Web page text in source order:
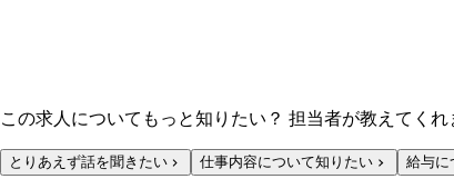
この求人についてもっと知りたい？ 担当者が教えてくれ
とりあえず話を聞きたい 仕事内容について知りたい 給与に